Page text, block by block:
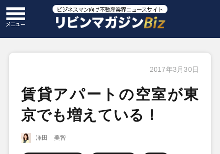
2017年3月30日
賃貸アパートの空室が東
京でも増えている！
澤田 美智